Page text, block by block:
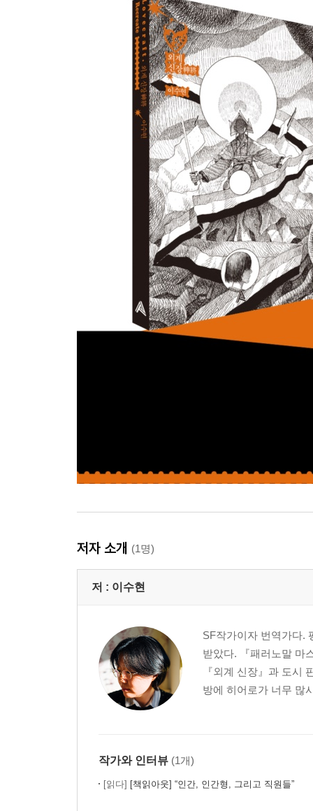
저자 소개 (1명)
저 : 이수현
SF작가이자 번역가다.
받았다. 『패러노말 마
『외계 신장』과 도시
방에 히어로가 너무 많
작가와 인터뷰 (1개)
[읽다] [책읽아웃] “인간, 인간형, 그리고 직원들”